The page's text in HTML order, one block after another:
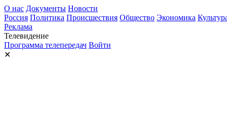
О нас Документы Новости
Россия Политика Происшествия Общество Экономика
Реклама
Телевидение
Программа телепередач Войти
✕